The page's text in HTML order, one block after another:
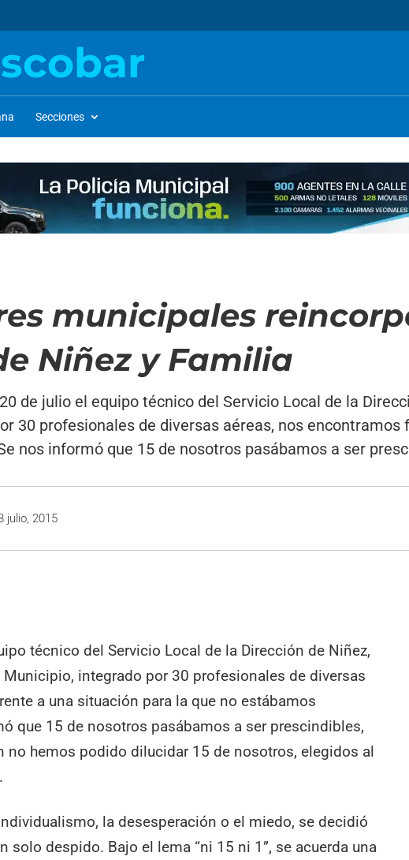
Secciones
municipales
Niñez y Familia
20 de julio el equipo técnico del Servicio Local de la
30 profesionales de diversas aéreas, nos
nos informó que 15 de nosotros pasábamos a ser
julio, 2015
técnico del Servicio Local de la Dirección de Niñez,
integrado por 30 profesionales de diversas
a una situación para la que no estábamos
que 15 de nosotros pasábamos a ser prescindibles,
no hemos podido dilucidar 15 de nosotros, elegidos al
la desesperación o el miedo, se decidió
solo despido. Bajo el lema “ni 15 ni 1”, se acuerda una